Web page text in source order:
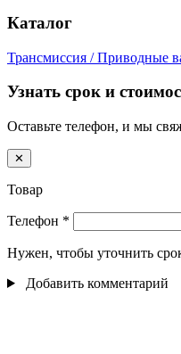
Каталог
Трансмиссия / Приводные
Узнать срок и
Оставьте телефон, и мы
✕
Товар
Телефон *
Нужен, чтобы уточнить
Добавить комментарий